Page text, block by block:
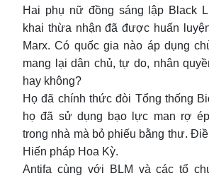
Hai phụ nữ đồng sáng lập Black
khai thừa nhận đã được huấn
Marx. Có quốc gia nào áp dụng
mang lại dân chủ, tự do, nhân
hay không?
Họ đã chính thức đòi Tổng thống
họ đã sử dụng bạo lực man rợ
trong nhà mà bỏ phiếu bằng thư.
Hiến pháp Hoa Kỳ.
Antifa cùng với BLM và các tổ